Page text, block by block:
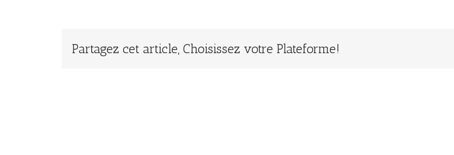
Partagez cet article, Choisissez votre Plateforme!